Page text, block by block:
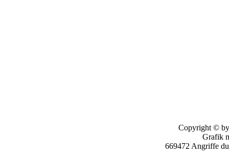
Copyright © by
Grafik
669472 Angriffe